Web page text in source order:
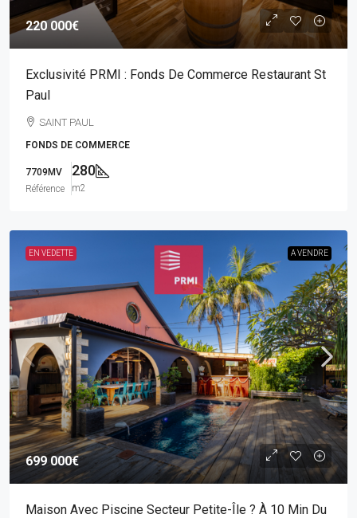
220 000€
Exclusivité PRMI : Fonds De Commerce Restaurant St
Paul
SAINT PAUL
FONDS DE COMMERCE
7709MV
Référence
280
m2
EN VEDETTE A VENDRE
699 000€
Maison Avec Piscine Secteur Petite-Île ? À 10 Min Du